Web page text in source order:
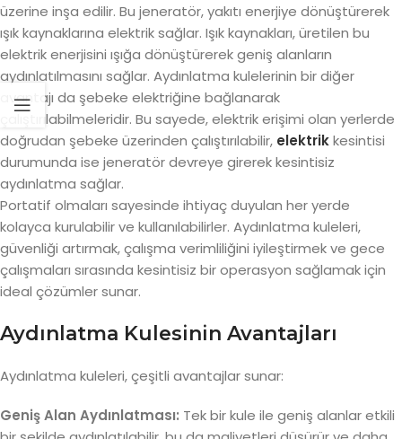
üzerine inşa edilir. Bu jeneratör, yakıtı enerjiye dönüştürerek
ışık kaynaklarına elektrik sağlar. Işık kaynakları, üretilen bu
elektrik enerjisini ışığa dönüştürerek geniş alanların
aydınlatılmasını sağlar. Aydınlatma kulelerinin bir diğer
avantajı da şebeke elektriğine bağlanarak
çalıştırılabilmeleridir. Bu sayede, elektrik erişimi olan yerlerde
doğrudan şebeke üzerinden çalıştırılabilir, elektrikkesintisi
durumunda ise jeneratör devreye girerek kesintisiz
aydınlatma sağlar.
Portatif olmaları sayesinde ihtiyaç duyulan her yerde
kolayca kurulabilir ve kullanılabilirler. Aydınlatma kuleleri,
güvenliği artırmak, çalışma verimliliğini iyileştirmek ve gece
çalışmaları sırasında kesintisiz bir operasyon sağlamak için
ideal çözümler sunar.
Aydınlatma Kulesinin Avantajları
Aydınlatma kuleleri, çeşitli avantajlar sunar:
Geniş Alan Aydınlatması: Tek bir kule ile geniş alanlar etkili